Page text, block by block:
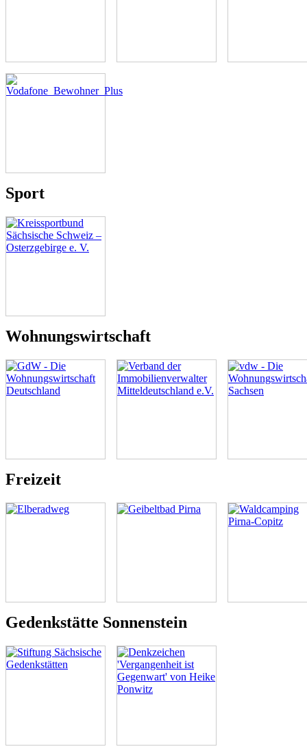
Sport
Wohnungswirtschaft
Freizeit
Gedenkstätte Sonnenstein